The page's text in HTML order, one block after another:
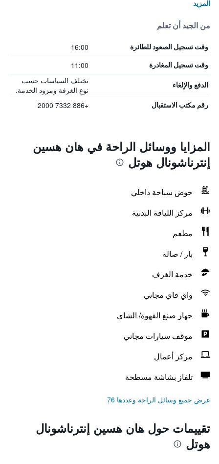
المزيد
من الجيد أن تعلم
وقت تسجيل الصعود للطائرة 16:00
وقت تسجيل المغادرة 11:00
الدفع والإلغاء
تختلف السياسات حسب
نوع الغرفة ومزود الخدمة.
رقم مكتب الاستقبال +886 7332 2000
المزايا ووسائل الراحة في هان هسين
إنترناشونال هوتل
حوض سباحة داخلي
مركز اللياقة البدنية
مطعم
بار / صالة
خدمة الغرف
واي فاي مجاني
جهاز صنع القهوة/ الشاي
موقف سيارات مجاني
مركز أعمال
تلفاز بشاشة مسطحة
عرض جميع وسائل الراحة وعددها 76
تقييمات حول هان هسين إنترناشونال
هوتل